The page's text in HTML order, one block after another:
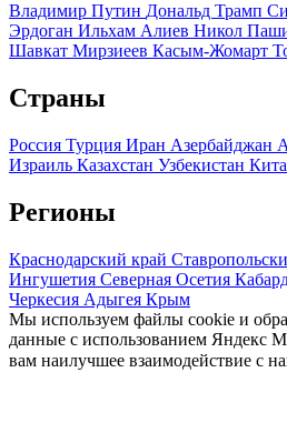
Владимир Путин Дональд Трамп
Эрдоган Ильхам Алиев Никол
Шавкат Мирзиеев Касым-Жомарт
Страны
Россия Турция Иран Азербайджан
Израиль Казахстан Узбекистан
Регионы
Краснодарский край
Ингушетия Северная Осетия
Черкесия Адыгея Крым
Мы используем файлы cookie и
данные с использованием Яндекс
вам наилучшее взаимодействие с